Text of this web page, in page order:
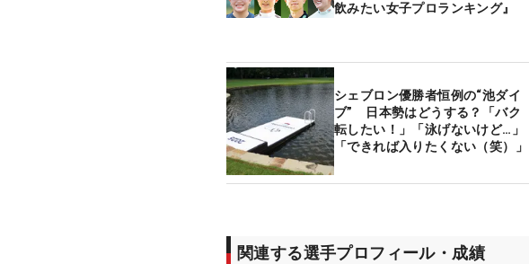
飲みたい女子プロランキング』
シェブロン優勝者恒例の“池ダイ
ブ” 日本勢はどうする？「バク
転したい！」「泳げないけど…」
「できれば入りたくない（笑）」
関連する選手プロフィール・成績